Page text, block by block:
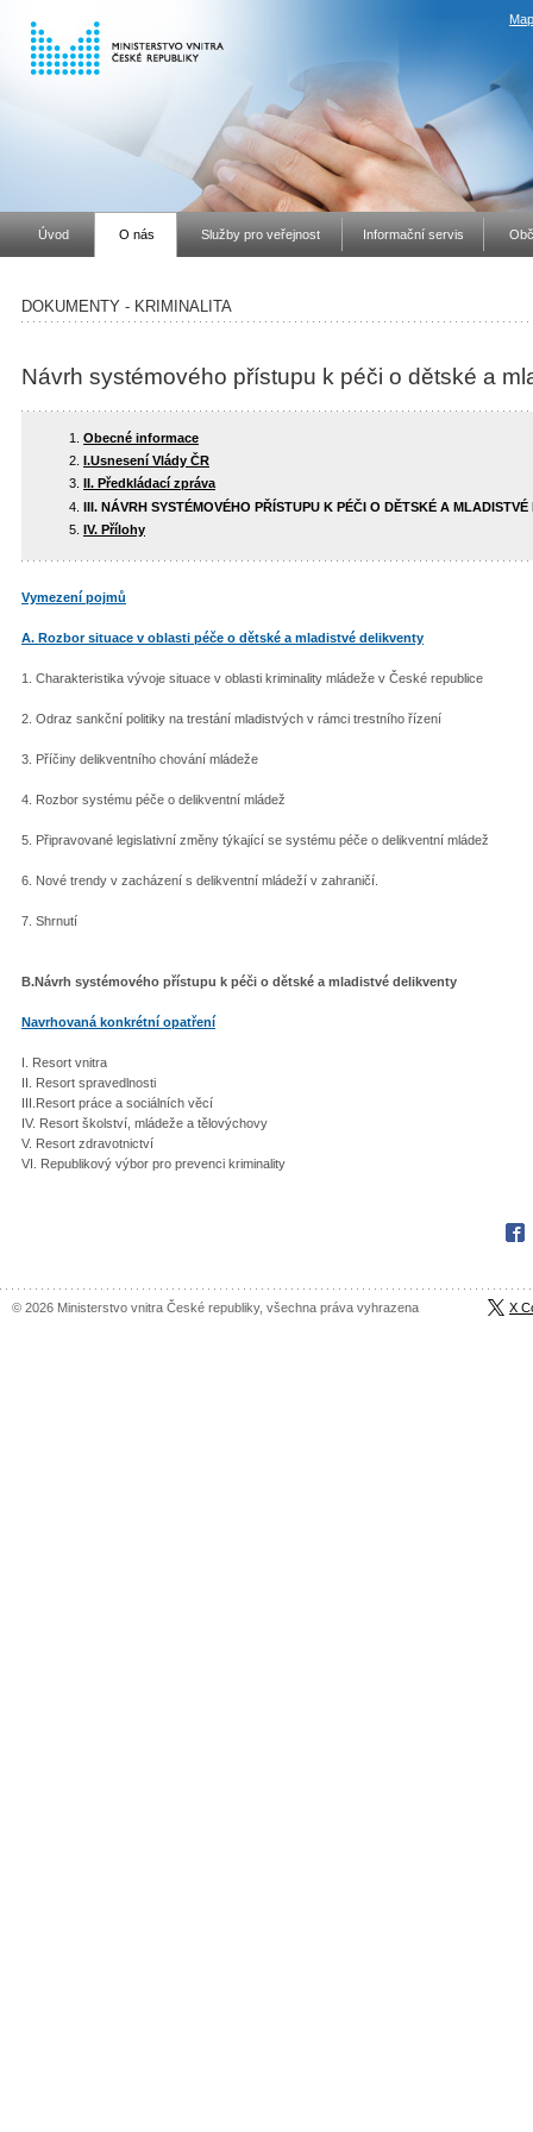
Úvod O nás Služby pro veřejnost Informační servis
DOKUMENTY - KRIMINALITA
Návrh systémového přístupu k péči o dětské a
Obecné informace
I.Usnesení Vlády ČR
II. Předkládací zpráva
III. NÁVRH SYSTÉMOVÉHO PŘÍSTUPU K PÉČI O DĚTSKÉ A MLADISTVÉ
IV. Přílohy
Vymezení pojmů
A. Rozbor situace v oblasti péče o dětské a mladistvé delikventy
1. Charakteristika vývoje situace v oblasti kriminality mládeže v České republice
2. Odraz sankční politiky na trestání mladistvých v rámci trestního řízení
3. Příčiny delikventního chování mládeže
4. Rozbor systému péče o delikventní mládež
5. Připravované legislativní změny týkající se systému péče o delikventní mládež
6. Nové trendy v zacházení s delikventní mládeží v zahraničí.
7. Shrnutí
B.Návrh systémového přístupu k péči o dětské a mladistvé delikventy
Navrhovaná konkrétní opatření
I. Resort vnitra
II. Resort spravedlnosti
III.Resort práce a sociálních věcí
IV. Resort školství, mládeže a tělovýchovy
V. Resort zdravotnictví
VI. Republikový výbor pro prevenci kriminality
© 2026 Ministerstvo vnitra České republiky, všechna práva vyhrazena X